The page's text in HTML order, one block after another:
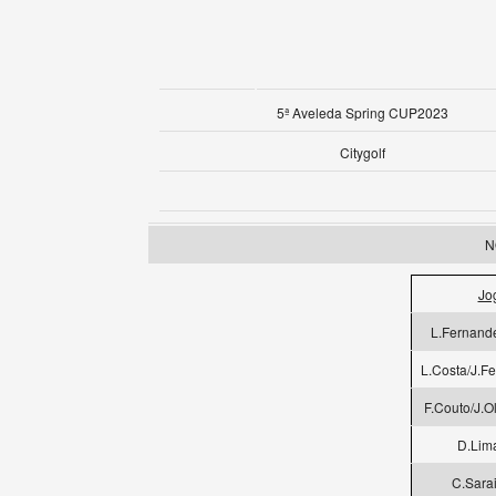
5ª Aveleda Spring CUP2023
Citygolf
L.Costa/
F.Couto/